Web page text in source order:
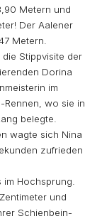
Metern und
Der Aalener
Metern.
Stippvisite der
Dorina
im
wo sie in
belegte.
wagte sich Nina
zufrieden
Hochsprung.
und
Schienbein-